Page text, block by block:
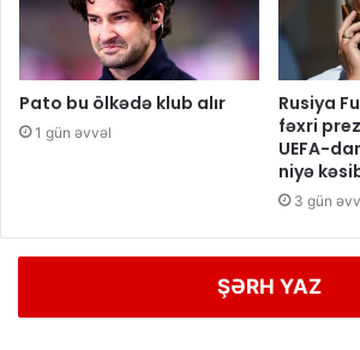
Pato bu ölkədə klub alır
1 gün əvvəl
Rusiya
fəxri
UEFA-
niyə
3 gün
ŞƏRH YAZ